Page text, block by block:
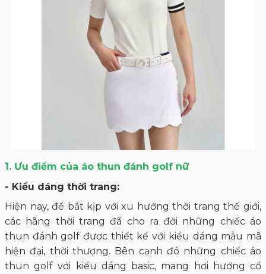
1. Ưu điểm của áo thun đánh golf nữ
- Kiểu dáng thời trang:
Hiện nay, để bắt kịp với xu hướng thời trang thế giới,
các hãng thời trang đã cho ra đời những chiếc áo
thun đánh golf được thiết kế với kiểu dáng mẫu mã
hiện đại, thời thượng. Bên cạnh đó những chiếc áo
thun golf với kiểu dáng basic, mang hơi hướng cổ